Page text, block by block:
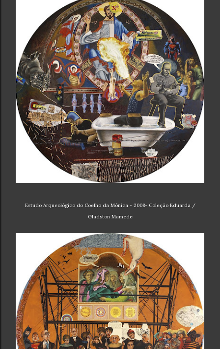
Estudo Arqueológico do Coelho da Mônica - 2008- Coleção Eduarda /
Gladston Mamede